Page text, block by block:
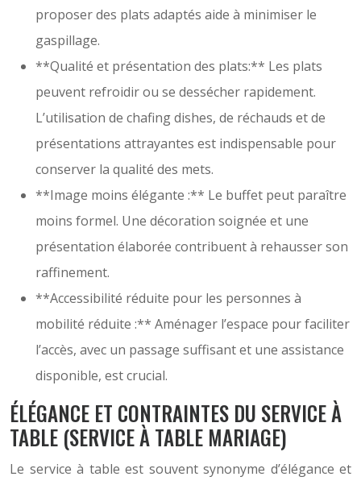
proposer des plats adaptés aide à minimiser le
gaspillage.
**Qualité et présentation des plats:** Les plats
peuvent refroidir ou se dessécher rapidement.
L’utilisation de chafing dishes, de réchauds et de
présentations attrayantes est indispensable pour
conserver la qualité des mets.
**Image moins élégante :** Le buffet peut paraître
moins formel. Une décoration soignée et une
présentation élaborée contribuent à rehausser son
raffinement.
**Accessibilité réduite pour les personnes à
mobilité réduite :** Aménager l’espace pour faciliter
l’accès, avec un passage suffisant et une assistance
disponible, est crucial.
ÉLÉGANCE ET CONTRAINTES DU SERVICE À
TABLE (SERVICE À TABLE MARIAGE)
Le service à table est souvent synonyme d’élégance et